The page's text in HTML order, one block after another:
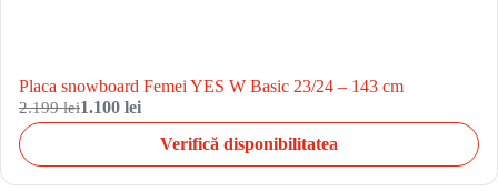
Placa snowboard Femei YES W Basic 23/24 – 143 cm
2.199 lei1.100 lei
Verifică disponibilitatea